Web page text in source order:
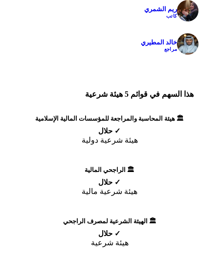
ريم الشمري
كاتب
خالد المطيري
مراجع
هذا السهم في قوائم 5 هيئة شرعية
🏛️ هيئة المحاسبة والمراجعة للمؤسسات المالية الإسلامية
✓ حلال
هيئة شرعية دولية
🏛️ الراجحي المالية
✓ حلال
هيئة شرعية مالية
🏛️ الهيئة الشرعية لمصرف الراجحي
✓ حلال
هيئة شرعية